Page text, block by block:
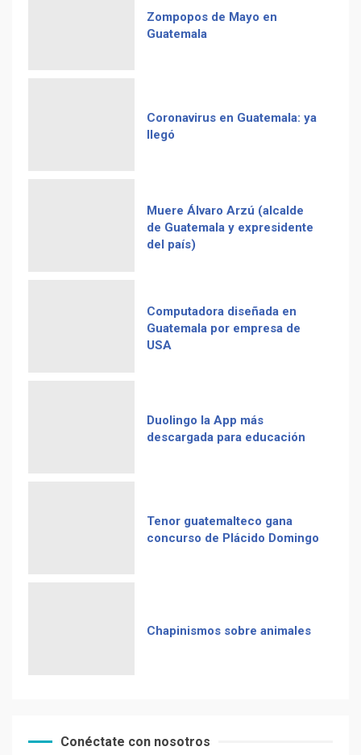
Zompopos de Mayo en
Guatemala
Coronavirus en Guatemala: ya
llegó
Muere Álvaro Arzú (alcalde
de Guatemala y expresidente
del país)
Computadora diseñada en
Guatemala por empresa de
USA
Duolingo la App más
descargada para educación
Tenor guatemalteco gana
concurso de Plácido Domingo
Chapinismos sobre animales
Conéctate con nosotros